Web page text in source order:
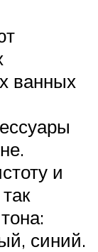
ванных
и
синий.